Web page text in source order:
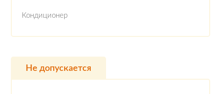
Кондиционер
Не допускается